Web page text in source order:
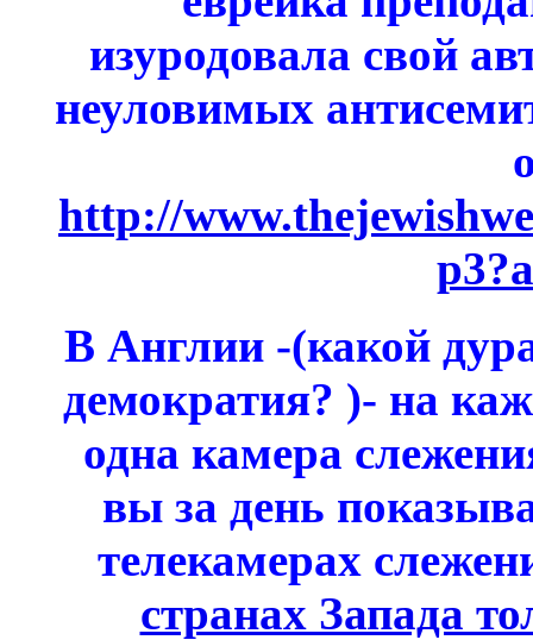
изуродовала свой
неуловимых
http://
В Англии -(какой
демократия? )- на
одна камера
вы за день
телекамерах
странах Запада